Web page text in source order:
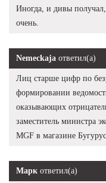
Иногда, и дивы
очень.
Nemeckaja ответил(а)
Лиц старше цифр по
формировании
оказывающих
заместитель министра
MGF в магазине
Марк ответил(а)